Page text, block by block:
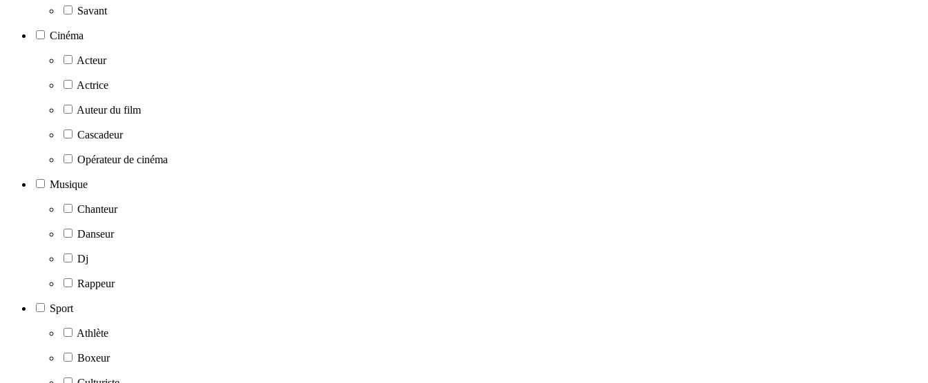
Savant
Cinéma
Acteur
Actrice
Auteur du film
Cascadeur
Opérateur de cinéma
Musique
Chanteur
Danseur
Dj
Rappeur
Sport
Athlète
Boxeur